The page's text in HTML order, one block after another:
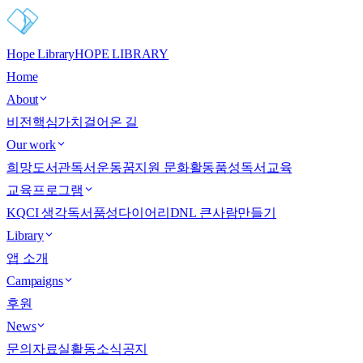
Hope LibraryHOPE LIBRARY
Home
About
비전 핵심가치 걸어온 길
Our work
희망도서관독서운동꿈지원 문화활동품성독서교육
교육프로그램
KQCI 생각독서 품성다이어리 DNL 큰사람만들기
Library
앱 소개
Campaigns
후원
News
문의 자료실활동소식공지